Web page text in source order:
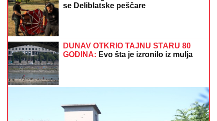
POJAČALI SE IZ REDOVA RIVALA:Srbin iz Poljske
prešao u Podgoricu
drugom ženom, a on oženio bivšu
svog prijatelja: Ljubavna priča slavnog
para je jedna od najlepših, a malo ko
zna detalje